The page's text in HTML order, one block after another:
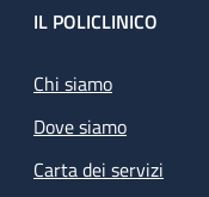
Footer
IL POLICLINICO
Chi siamo
Dove siamo
Carta dei servizi